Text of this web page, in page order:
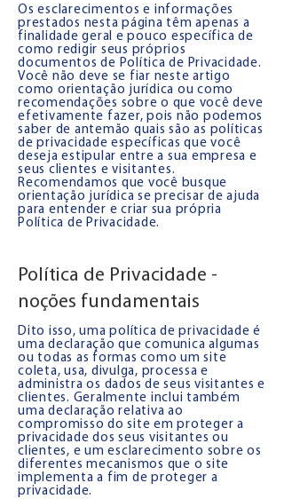
Os esclarecimentos e informações
prestados nesta página têm apenas a
finalidade geral e pouco específica de
como redigir seus próprios
documentos de Política de Privacidade.
Você não deve se fiar neste artigo
como orientação jurídica ou como
recomendações sobre o que você deve
efetivamente fazer, pois não podemos
saber de antemão quais são as políticas
de privacidade específicas que você
deseja estipular entre a sua empresa e
seus clientes e visitantes.
Recomendamos que você busque
orientação jurídica se precisar de ajuda
para entender e criar sua própria
Política de Privacidade.
Política de Privacidade -
noções fundamentais
Dito isso, uma política de privacidade é
uma declaração que comunica algumas
ou todas as formas como um site
coleta, usa, divulga, processa e
administra os dados de seus visitantes e
clientes. Geralmente inclui também
uma declaração relativa ao
compromisso do site em proteger a
privacidade dos seus visitantes ou
clientes, e um esclarecimento sobre os
diferentes mecanismos que o site
implementa a fim de proteger a
privacidade.